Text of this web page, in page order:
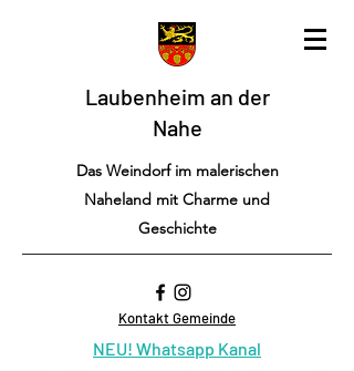
Laubenheim an der
Nahe
Das Weindorf im malerischen
Naheland mit Charme und
Geschichte
Kontakt Gemeinde
NEU! Whatsapp Kanal